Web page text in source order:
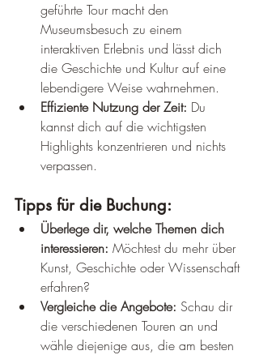
geführte Tour macht den
Museumsbesuch zu einem
interaktiven Erlebnis und lässt dich
die Geschichte und Kultur auf eine
lebendigere Weise wahrnehmen.
Effiziente Nutzung der Zeit: Du
kannst dich auf die wichtigsten
Highlights konzentrieren und nichts
verpassen.
Tipps für die Buchung:
Überlege dir, welche Themen dich
interessieren: Möchtest du mehr über
Kunst, Geschichte oder Wissenschaft
erfahren?
Vergleiche die Angebote: Schau dir
die verschiedenen Touren an und
wähle diejenige aus, die am besten